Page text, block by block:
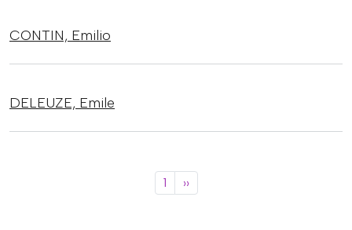
CONTIN, Emilio
DELEUZE, Emile
1 Pàgina següent
››